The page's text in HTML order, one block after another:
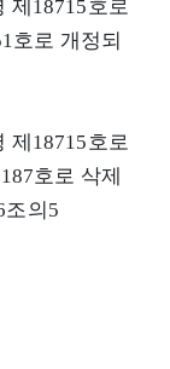
제18715호로
호로 개정되
제18715호로
호로 삭제
조의5